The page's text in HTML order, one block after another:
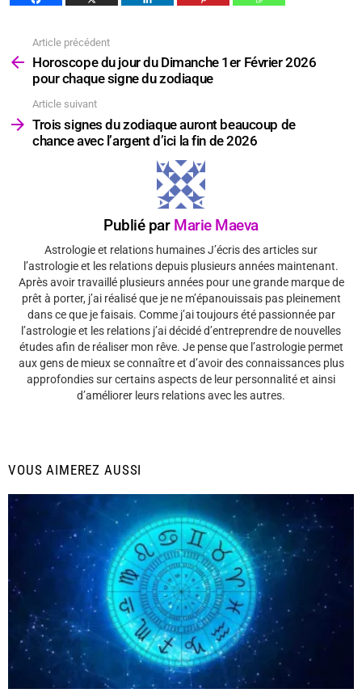
plus
Article précédent
Horoscope du jour du Dimanche 1er Février 2026
pour chaque signe du zodiaque
Article suivant
Trois signes du zodiaque auront beaucoup de
chance avec l’argent d’ici la fin de 2026
Publié par Marie Maeva
Astrologie et relations humaines J’écris des articles sur
l’astrologie et les relations depuis plusieurs années maintenant.
Après avoir travaillé plusieurs années pour une grande marque de
prêt à porter, j’ai réalisé que je ne m’épanouissais pas pleinement
dans ce que je faisais. Comme j’ai toujours été passionnée par
l’astrologie et les relations j’ai décidé d’entreprendre de nouvelles
études afin de réaliser mon rêve. Je pense que l’astrologie permet
aux gens de mieux se connaître et d’avoir des connaissances plus
approfondies sur certains aspects de leur personnalité et ainsi
d’améliorer leurs relations avec les autres.
VOUS AIMEREZ AUSSI